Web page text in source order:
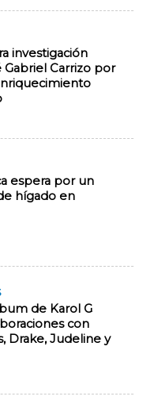
investigación
Gabriel Carrizo por
espera por un
hígado en
de Karol G
con
Drake, Judeline y